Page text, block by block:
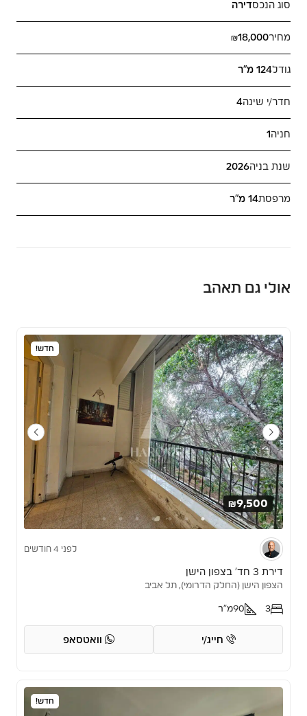
סוג הנכסדירה
מחיר₪18,000
גודל124 מ"ר
חדר/י שינה4
חניה 1
שנת בניה2026
מרפסת14 מ"ר
אולי גם תאהב
חדש!
₪9,500
לפני 4 חודשים
דירת 3 חד’ בצפון הישן
הצפון הישן (החלק הדרומי), תל אביב
3
90מ"ר
חייג/י וואטסאפ
חדש!